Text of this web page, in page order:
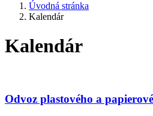
Úvodná stránka
Kalendár
Kalendár
Odvoz plastového a